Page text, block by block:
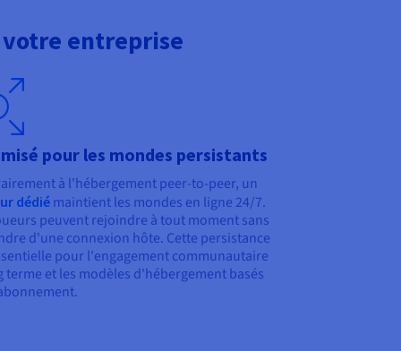
entreprise
pour les mondes persistants
à l'hébergement peer-to-peer, un
dédiémaintient les mondes en ligne 24/7.
peuvent rejoindre à tout moment sans
d'une connexion hôte. Cette persistance
pour l'engagement communautaire
terme et les modèles d'hébergement basés